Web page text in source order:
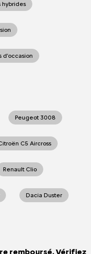
hybrides
d'occasion
Peugeot 3008
C5 Aircross
Renault Clio
Dacia Duster
remboursé. Vérifiez